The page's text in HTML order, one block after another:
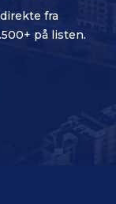
fra
på listen.